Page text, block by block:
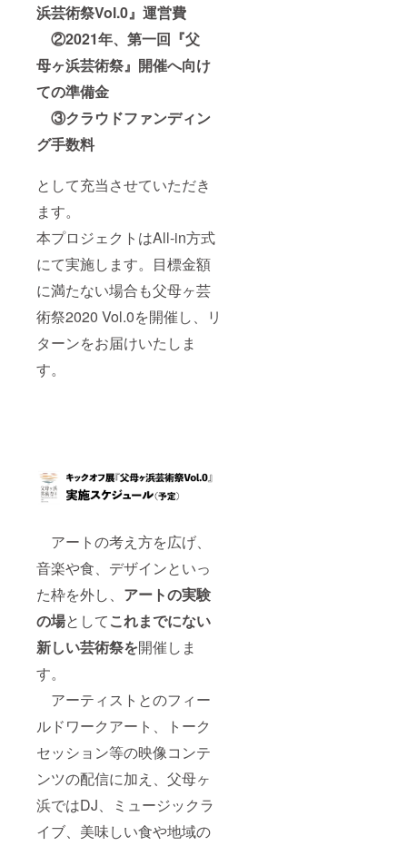
浜芸術祭Vol.0』運営費
②2021年、第一回『父
母ヶ浜芸術祭』開催へ向け
ての準備金
③クラウドファンディン
グ手数料
として充当させていただき
ます。
本プロジェクトはAll-in方式
にて実施します。目標金額
に満たない場合も父母ヶ芸
術祭2020 Vol.0を開催し、リ
ターンをお届けいたしま
す。
アートの考え方を広げ、
音楽や食、デザインといっ
た枠を外し、 アートの実験
の場としてこれまでにない
新しい芸術祭を開催しま
す。
アーティストとのフィー
ルドワークアート、トーク
セッション等の映像コンテ
ンツの配信に加え、父母ヶ
浜ではDJ、ミュージックラ
イブ、美味しい食や地域の